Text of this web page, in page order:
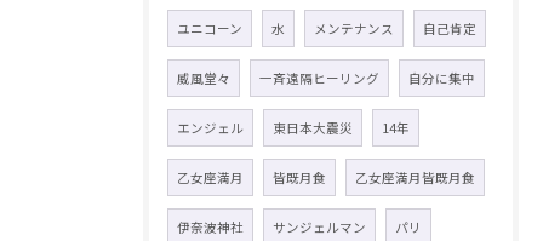
ユニコーン 水 メンテナンス 自己肯定
威風堂々 一斉遠隔ヒーリング 自分に集中
エンジェル 東日本大震災 14年
乙女座満月 皆既月食 乙女座満月皆既月食
伊奈波神社 サンジェルマン パリ